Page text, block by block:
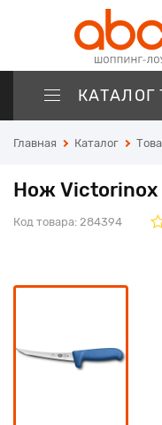
КАТАЛОГ
Главная Каталог
Нож Victorinox
Код товара: 284394